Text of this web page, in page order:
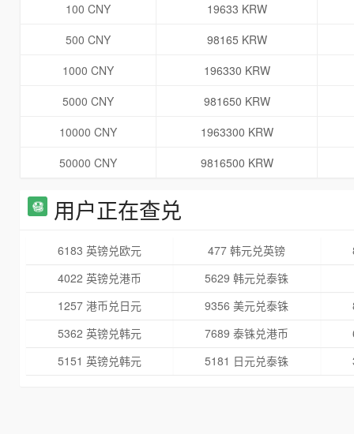
100 CNY
19633 KRW
500 CNY
98165 KRW
1000 CNY
196330 KRW
5000 CNY
981650 KRW
10000 CNY
1963300 KRW
50000 CNY
9816500 KRW
用户正在查兑
6183 英镑兑欧元 477 韩元兑英镑
4022 英镑兑港币
5629 韩元兑泰铢
1257 港币兑日元
9356 美元兑泰铢
5362 英镑兑韩元
7689 泰铢兑港币
5151 英镑兑韩元
5181 日元兑泰铢